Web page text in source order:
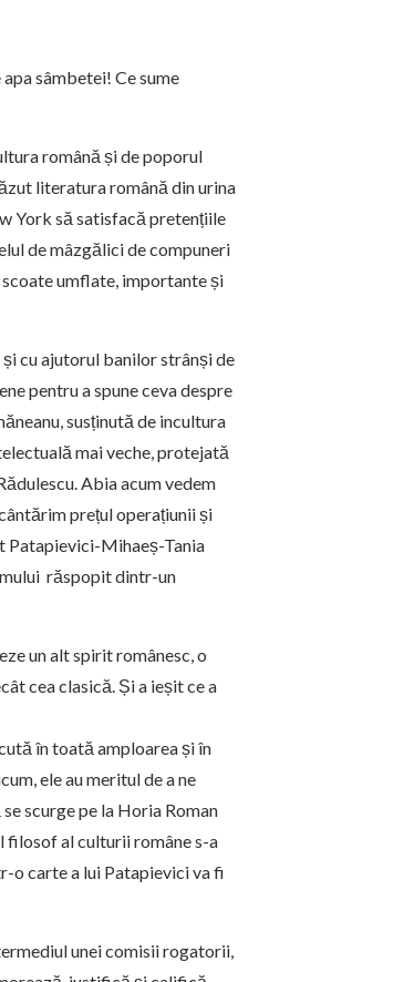
sâmbetei! Ce sume
română și de poporul
literatura română din urina
York să satisfacă pretențiile
de mâzgălici de compuneri
umflate, importante și
cu ajutorul banilor strânși de
pentru a spune ceva despre
susținută de incultura
mai veche, protejată
Abia acum vedem
prețul operațiunii și
Patapievici-Mihaeș-Tania
răspopit dintr-un
un alt spirit românesc, o
cea clasică. Și a ieșit ce a
în toată amploarea și în
ele au meritul de a ne
scurge pe la Horia Roman
filosof al culturii române s-a
o carte a lui Patapievici va fi
unei comisii rogatorii,